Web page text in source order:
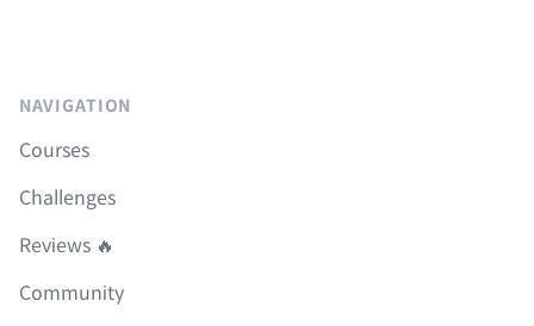
NAVIGATION
Courses
Challenges
Reviews 🔥
Community